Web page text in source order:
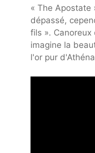
« The Apostate
dépassé,
fils ».
imagine la
l'or pur